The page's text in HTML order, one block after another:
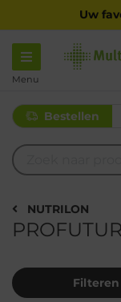
Uw
Menu
Bestellen
NUTRILON
Filteren